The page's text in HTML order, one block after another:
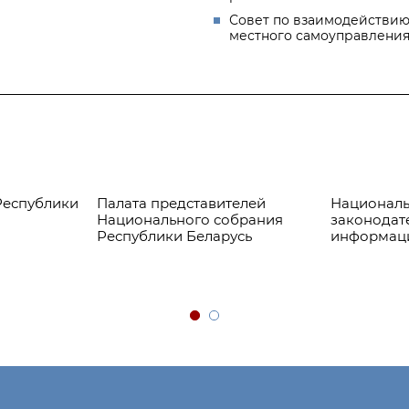
Совет по
местного самоуправления
Палата представителей
Национального собрания
Республики Беларусь